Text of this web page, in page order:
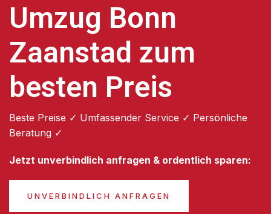
Umzug Bonn
Zaanstad zum
besten Preis
Beste Preise ✓ Umfassender Service ✓ Persönliche
Beratung ✓
Jetzt unverbindlich anfragen & ordentlich sparen:
UNVERBINDLICH ANFRAGEN